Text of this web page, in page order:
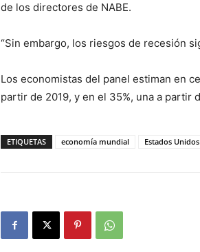
de los directores de NABE.
“Sin embargo, los riesgos de recesión
Los economistas del panel estiman en
partir de 2019, y en el 35%, una a partir
ETIQUETAS economía mundial Estados Unidos